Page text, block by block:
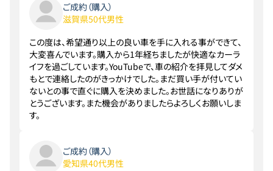
ご成約（購入）
滋賀県50代男性
この度は、希望通り以上の良い車を手に入れる事ができて、
大変喜んでいます。購入から1年経ちましたが快適なカーラ
イフを過ごしています。YouTubeで、車の紹介を拝見してダメ
もとで連絡したのがきっかけでした。まだ買い手が付いてい
ないとの事で直ぐに購入を決めました。お世話になりありが
とうございます。また機会がありましたらよろしくお願いしま
す。
ご成約（購入）
愛知県40代男性